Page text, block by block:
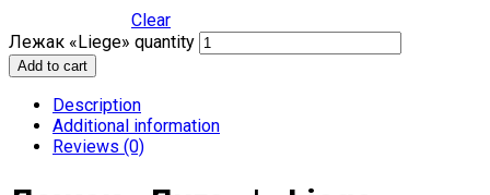
Clear
Лежак «Liege» quantity
Add to cart
Description
Additional information
Reviews (0)